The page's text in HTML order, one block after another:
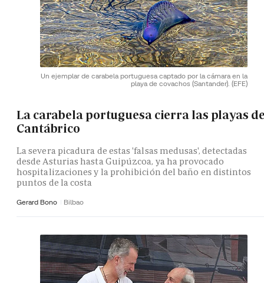
Un ejemplar de carabela portuguesa captado por la cámara en la
playa de covachos (Santander). (EFE)
La carabela portuguesa cierra las playas
Cantábrico
La severa picadura de estas 'falsas medusas', detectadas
desde Asturias hasta Guipúzcoa, ya ha provocado
hospitalizaciones y la prohibición del baño en distintos
puntos de la costa
Gerard Bono Bilbao